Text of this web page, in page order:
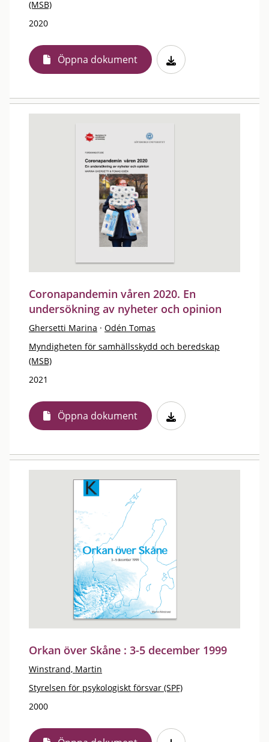
(MSB)
2020
Öppna dokument
Coronapandemin våren 2020. En
undersökning av nyheter och opinion
Ghersetti Marina · Odén Tomas
Myndigheten för samhällsskydd och beredskap
(MSB)
2021
Öppna dokument
Orkan över Skåne : 3-5 december 1999
Winstrand, Martin
Styrelsen för psykologiskt försvar (SPF)
2000